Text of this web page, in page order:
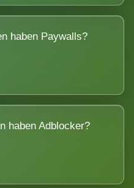
haben Paywalls?
haben Adblocker?